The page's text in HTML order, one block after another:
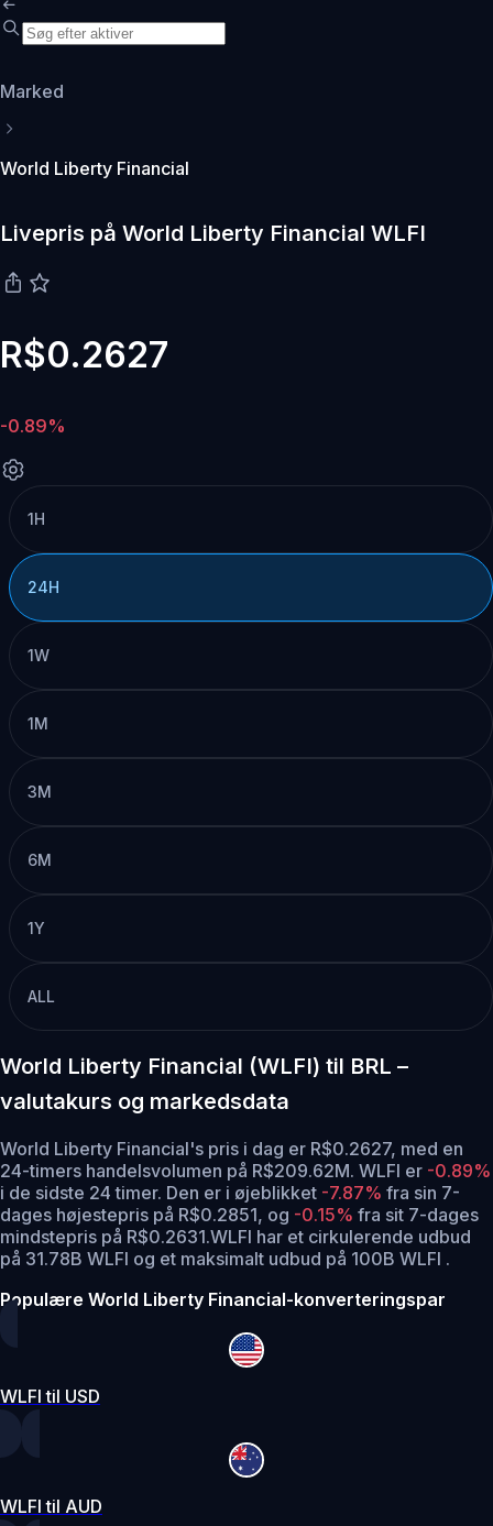
Marked
World Liberty Financial
Livepris på World Liberty Financial WLFI
R$0.2627
-0.89%
1H
24H
1W
1M
3M
6M
1Y
ALL
World Liberty Financial (WLFI) til BRL –
valutakurs og markedsdata
World Liberty Financial's pris i dag er R$0.2627, med en
24-timers handelsvolumen på R$209.62M. WLFI er -0.89%
i de sidste 24 timer. Den er i øjeblikket -7.87% fra sin 7-
dages højestepris på R$0.2851, og -0.15% fra sit 7-dages
mindstepris på R$0.2631.WLFI har et cirkulerende udbud
på 31.78B WLFI og et maksimalt udbud på 100B WLFI .
Populære World Liberty Financial-konverteringspar
WLFI til USD
WLFI til AUD